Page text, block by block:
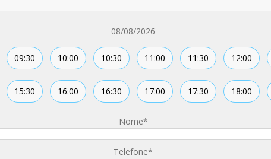
08/08/2026
09:30 10:00 10:30 11:00 11:30 12:00
15:30 16:00 16:30 17:00 17:30 18:00
Nome*
Telefone*